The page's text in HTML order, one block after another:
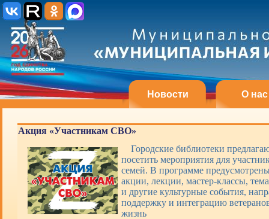
Новости О нас
Акция «Участникам СВО»
Городские библиотеки
посетить мероприятия для
семей. В программе
акции, лекции, мастер-классы,
и другие культурные события,
поддержку и интеграцию
жизнь